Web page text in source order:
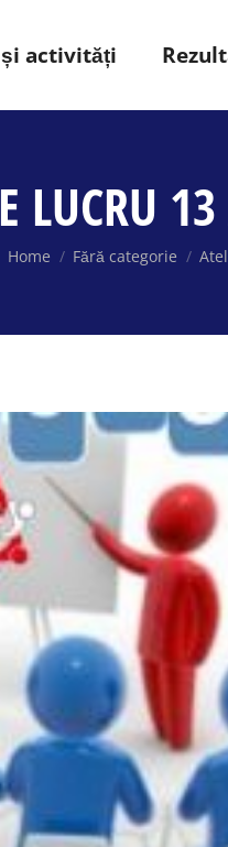
activități
LUCRU
You are here:
Home Fără categorie